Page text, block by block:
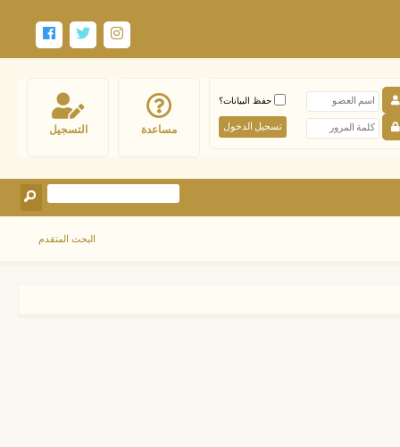
التسجيل مساعدة
حفظ البيانات؟
البحث المتقدم